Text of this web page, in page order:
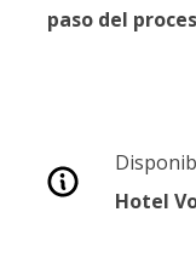
paso del
Hotel